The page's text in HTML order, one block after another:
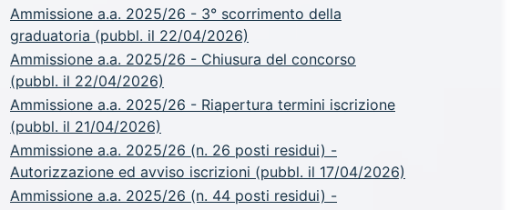
Ammissione a.a. 2025/26 - 3° scorrimento della
graduatoria (pubbl. il 22/04/2026)
Ammissione a.a. 2025/26 - Chiusura del concorso
(pubbl. il 22/04/2026)
Ammissione a.a. 2025/26 - Riapertura termini iscrizione
(pubbl. il 21/04/2026)
Ammissione a.a. 2025/26 (n. 26 posti residui) -
Autorizzazione ed avviso iscrizioni (pubbl. il 17/04/2026)
Ammissione a.a. 2025/26 (n. 44 posti residui) -